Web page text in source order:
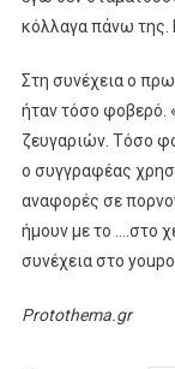
κόλλαγα πάνω της.
Στη συνέχεια ο
ήταν τόσο φοβερό.
ζευγαριών. Τόσο
ο συγγραφέας
αναφορές σε
ήμουν με το ….στο
συνέχεια στο
Protothema.gr